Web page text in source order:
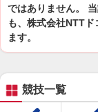
ではありません。
も、株式会社NTT
ます。
競技一覧